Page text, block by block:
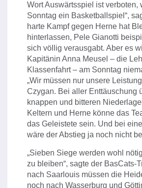
Wort Auswärtsspiel ist verboten,
Sonntag ein Basketballspiel“,
harte Kampf gegen Herne hat
hinterlassen, Pele Gianotti
sich völlig verausgabt. Aber es
Kapitänin Anna Meusel – die
Klassenfahrt – am Sonntag
„Wir müssen nur unsere
Czygan. Bei aller Enttäuschung
knappen und bitteren
Keltern und Herne könne das
das Geleistete sein. Und bei
wäre der Abstieg ja noch nicht
„Sieben Siege werden wohl
zu bleiben“, sagte der BasCats-
nach Saarlouis müssen die
noch nach Wasserburg und